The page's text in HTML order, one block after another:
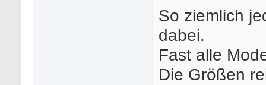
So ziemlich
dabei.
Fast alle
Die Größen